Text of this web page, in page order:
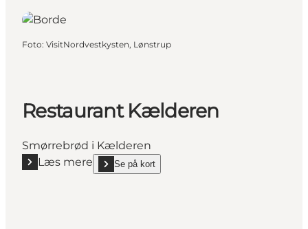
Foto: VisitNordvestkysten, Lønstrup
Restaurant Kælderen
Smørrebrød i Kælderen
Læs mere
Læs mere "Restaurant Kælderen"
Se på kort
show Restaurant Kælderen on_map